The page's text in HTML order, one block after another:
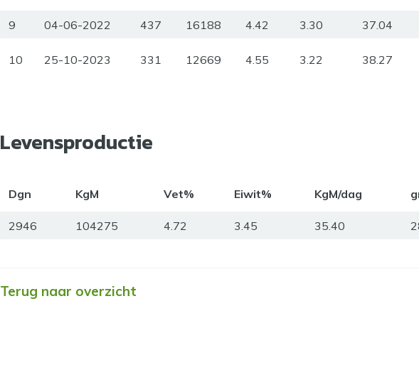
9 04-06-2022 437 16188 4.42 3.30 37.04
10 25-10-2023 331 12669 4.55 3.22 38.27
Levensproductie
Dgn KgM Vet% Eiwit% KgM/dag
2946 104275 4.72 3.45 35.40
Terug naar overzicht